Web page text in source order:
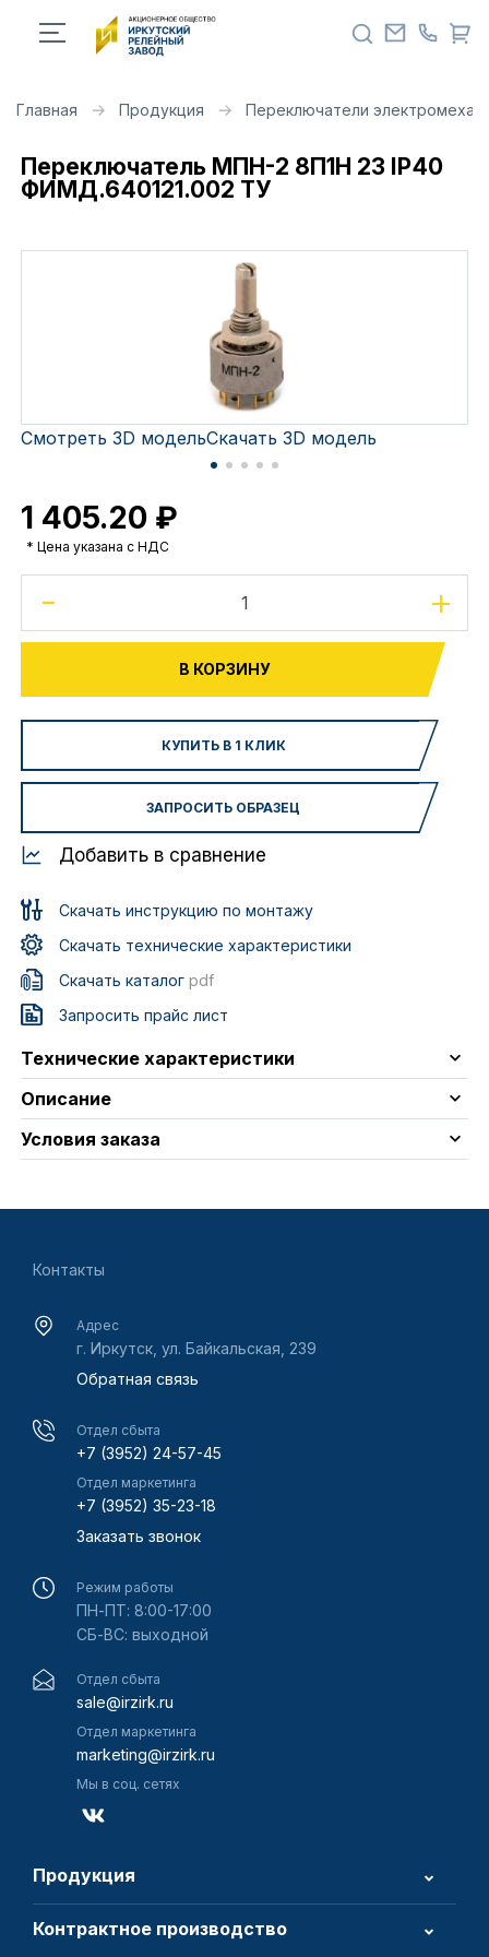
Главная Продукция Переключатели
Переключатель МПН-2 8П1Н 23 IP40
ФИМД.640121.002 ТУ
Смотреть 3D модельСкачать 3D модель
1 405.20 ₽
* Цена указана с НДС
- +
В КОРЗИНУ
КУПИТЬ В 1 КЛИК
ЗАПРОСИТЬ ОБРАЗЕЦ
Добавить в сравнение
Скачать инструкцию по монтажу
Скачать технические характеристики
Скачать каталогpdf
Запросить прайс лист
Технические характеристики
Описание
Условия заказа
Контакты
Адрес
г. Иркутск, ул. Байкальская, 239
Обратная связь
Отдел сбыта
+7 (3952) 24-57-45
Отдел маркетинга
+7 (3952) 35-23-18
Заказать звонок
Режим работы
ПН-ПТ: 8:00-17:00
СБ-ВС: выходной
Отдел сбыта
sale@irzirk.ru
Отдел маркетинга
marketing@irzirk.ru
Мы в соц. сетях
Продукция
Контрактное производство